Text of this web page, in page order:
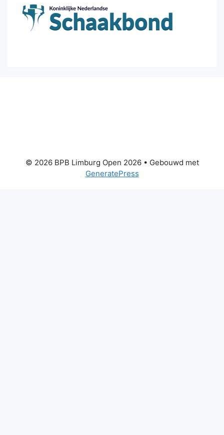
© 2026 BPB Limburg Open 2026• Gebouwd met
GeneratePress